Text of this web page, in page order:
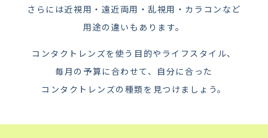
さらには近視用・遠近両用・乱視用・カラコンなど
用途の違いもあります。
コンタクトレンズを使う目的やライフスタイル、
毎月の予算に合わせて、自分に合った
コンタクトレンズの種類を見つけましょう。